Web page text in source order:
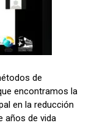
de
encontramos la
en la reducción
años de vida